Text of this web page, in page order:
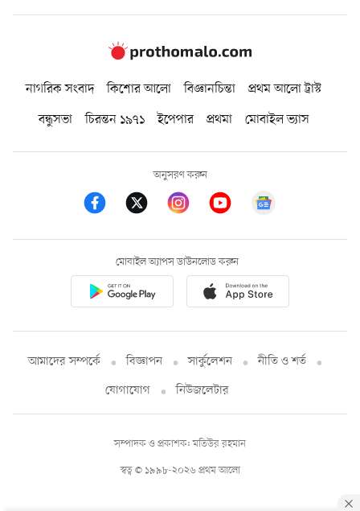
নাগরিক সংবাদ কিশোর আলো বিজ্ঞানচিন্তা
প্রথম আলো ট্রাস্ট
বন্ধুসভা
চিরন্তন ১৯৭১ ইপেপার প্রথমা মোবাইল ভ্যাস
অনুসরণ করুন
মোবাইল অ্যাপস ডাউনলোড করুন
আমাদের সম্পর্কে বিজ্ঞাপন সার্কুলেশন
নীতি ও শর্ত
যোগাযোগ
নিউজলেটার
স্বত্ব © ১৯৯৮-২০২৬ প্রথম আলো
সম্পাদক ও প্রকাশক: মতিউর রহমান